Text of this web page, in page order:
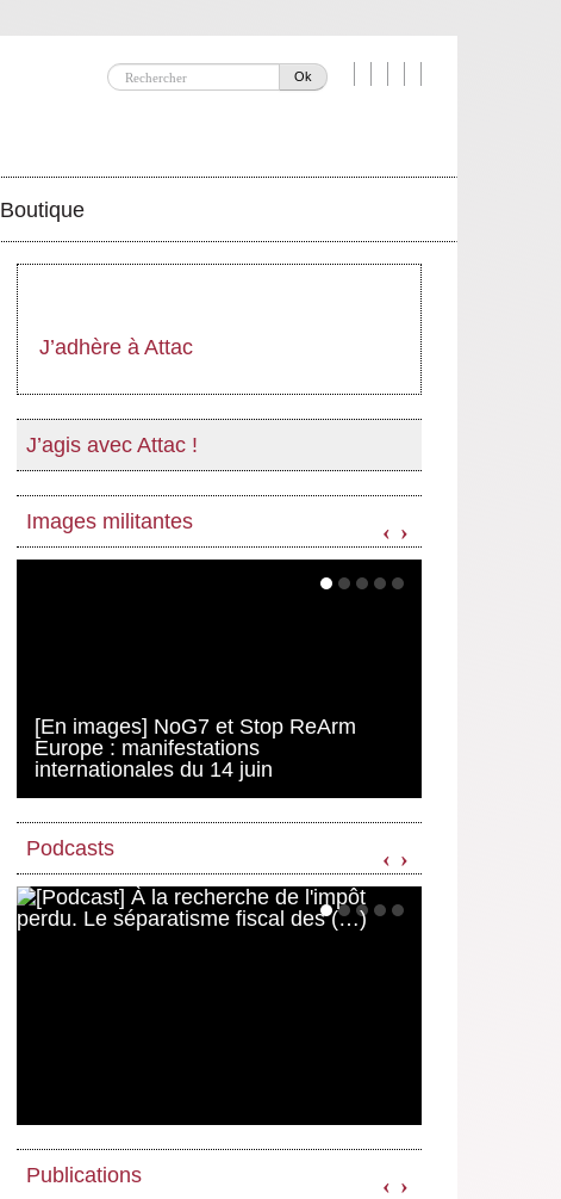
Ok
Boutique
J’adhère à Attac
J’agis avec Attac !
Images militantes
[En images] NoG7 et Stop ReArm
Europe : manifestations
internationales du 14 juin
‹ ›
Podcasts ‹ ›
Publications ‹ ›